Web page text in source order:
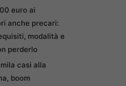
euro ai
anche precari:
modalità e
perderlo
casi alla
boom